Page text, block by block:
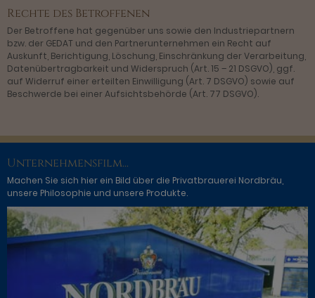
Rechte des Betroffenen
Der Betroffene hat gegenüber uns sowie den Industriepartnern
bzw. der GEDAT und den Partnerunternehmen ein Recht auf
Auskunft, Berichtigung, Löschung, Einschränkung der Verarbeitung,
Datenübertragbarkeit und Widerspruch (Art. 15 – 21 DSGVO), ggf.
auf Widerruf einer erteilten Einwilligung (Art. 7 DSGVO) sowie auf
Beschwerde bei einer Aufsichtsbehörde (Art. 77 DSGVO).
Unternehmensfilm...
Machen Sie sich hier ein Bild über die Privatbrauerei Nordbräu,
unsere Philosophie und unsere Produkte.